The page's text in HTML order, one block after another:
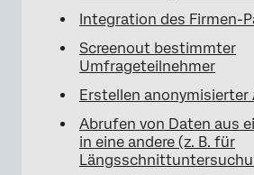
Integration des Firmen-
Screenout bestimmter
Umfrageteilnehmer
Erstellen anonymisierter
Abrufen von Daten aus
in eine andere (z. B. für